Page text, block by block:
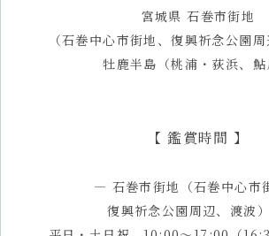
宮城県 石巻市街地
（石巻中心市街地、復興祈念公園周
牡鹿半島（桃浦・荻浜、鮎
【 鑑賞時間 】
— 石巻市街地（石巻中心市
復興祈念公園周辺、渡波）